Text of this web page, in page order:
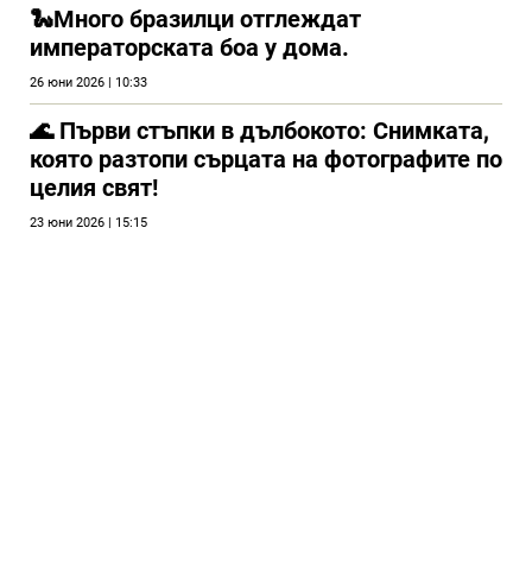
🐍Много бразилци отглеждат
императорската боа у дома.
26 юни 2026 | 10:33
🌊 Първи стъпки в дълбокото: Снимката,
която разтопи сърцата на фотографите по
целия свят!
23 юни 2026 | 15:15